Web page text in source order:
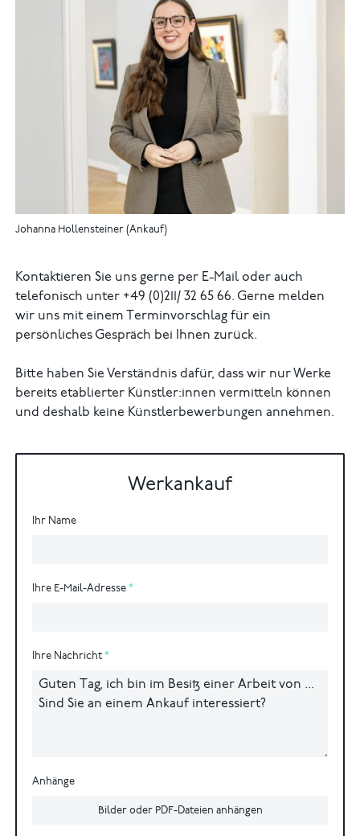
Johanna Hollensteiner (Ankauf)
Kontaktieren Sie uns gerne per E-Mail oder auch
telefonisch unter +49 (0)211/ 32 65 66. Gerne melden
wir uns mit einem Terminvorschlag für ein
persönliches Gespräch bei Ihnen zurück.
Bitte haben Sie Verständnis dafür, dass wir nur Werke
bereits etablierter Künstler:innen vermitteln können
und deshalb keine Künstlerbewerbungen annehmen.
Werkankauf
Ihr Name
Ihre E-Mail-Adresse
Ihre Nachricht
Anhänge
Bilder oder PDF-Dateien anhängen